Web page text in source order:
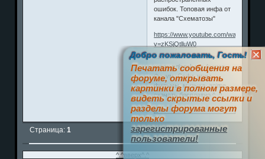
ошибок. Топовая инфа от
канала "Схематозы"
https://www.youtube.com/watch?
v=zKSjQtlluW0
www.prizrak.wsАниме
Форум. Софт, игры,
фильмы, музыка, anime
скачать бесплатно ^_^
0
Страница:1
^.^вверх^.^
Добро пожаловать, Гость!
Печатать сообщения на
форуме, открывать
картинки в полном размере,
видеть скрытые ссылки и
разделы форума могут
только
зарегистрированные
пользователи!